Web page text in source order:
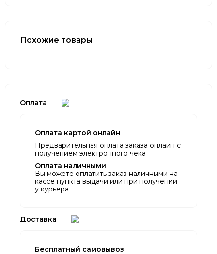
Похожие товары
Оплата
Оплата картой онлайн
Предварительная оплата заказа онлайн с
получением электронного чека
Оплата наличными
Вы можете оплатить заказ наличными на
кассе пункта выдачи или при получении
у курьера
Доставка
Бесплатный самовывоз